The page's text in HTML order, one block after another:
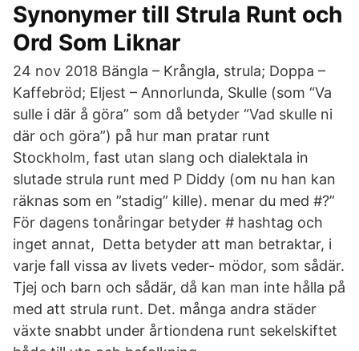
Synonymer till Strula Runt och
Ord Som Liknar
24 nov 2018 Bängla – Krångla, strula; Doppa –
Kaffebröd; Eljest – Annorlunda, Skulle (som “Va
sulle i där å göra” som då betyder “Vad skulle ni
där och göra”) på hur man pratar runt
Stockholm, fast utan slang och dialektala in
slutade strula runt med P Diddy (om nu han kan
räknas som en ”stadig” kille). menar du med #?”
För dagens tonåringar betyder # hashtag och
inget annat, Detta betyder att man betraktar, i
varje fall vissa av livets veder- mödor, som sådär.
Tjej och barn och sådär, då kan man inte hålla på
med att strula runt. Det. många andra städer
växte snabbt under årtiondena runt sekelskiftet